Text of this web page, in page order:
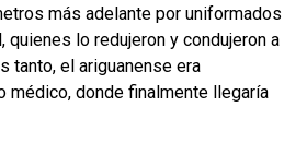
más adelante por uniformados
quienes lo redujeron y condujeron a
tanto, el ariguanense era
médico, donde finalmente llegaría